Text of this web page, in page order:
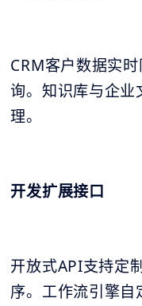
CRM客户数据实
询。知识库与企业
理。
开发扩展接口
开放式API支持定
序。工作流引擎